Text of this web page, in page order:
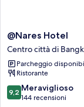
@Nares
Hotel
Centro
città
di
Bangkok
@Nares Hotel
Centro città di
Parcheggio
Ristorante
9.2
su
9,2 Meraviglioso
144 recensioni